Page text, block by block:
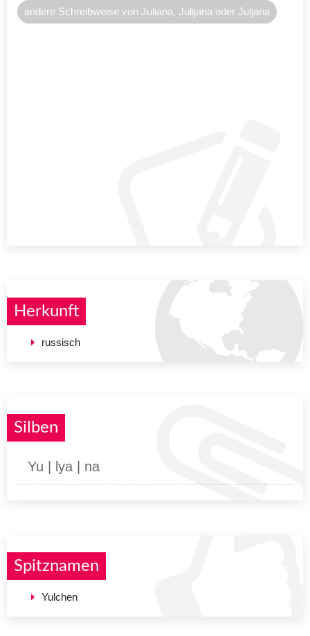
andere Schreibweise von Juliana, Julijana oder Juljana
Herkunft
russisch
Silben
Yu | lya | na
Spitznamen
Yulchen